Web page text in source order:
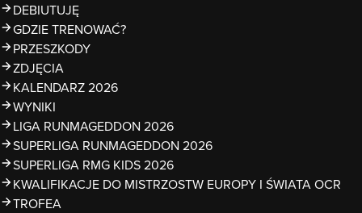
DEBIUTUJĘ
GDZIE TRENOWAĆ?
PRZESZKODY
ZDJĘCIA
KALENDARZ 2026
WYNIKI
LIGA RUNMAGEDDON 2026
SUPERLIGA RUNMAGEDDON 2026
SUPERLIGA RMG KIDS 2026
KWALIFIKACJE DO MISTRZOSTW EUROPY I ŚWIATA OCR
TROFEA